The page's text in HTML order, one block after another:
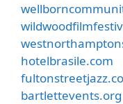
hotelbrasile.com
bartlettevents.org